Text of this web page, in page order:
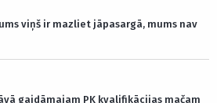
viņš ir mazliet jāpasargā, mums nav
gaidāmajam PK kvalifikācijas mačam